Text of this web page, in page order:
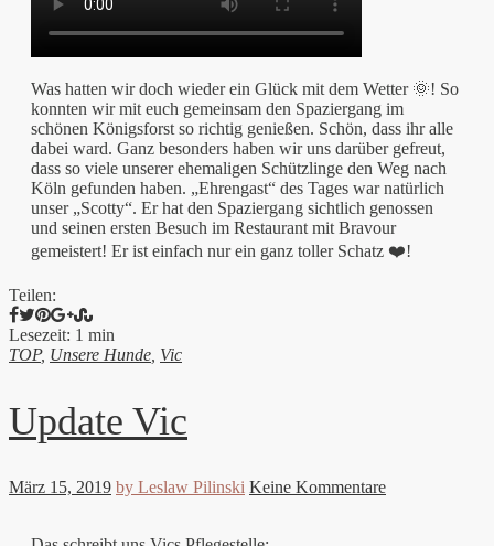
Was hatten wir doch wieder ein Glück mit dem Wetter 🌞! So
konnten wir mit euch gemeinsam den Spaziergang im
schönen Königsforst so richtig genießen. Schön, dass ihr alle
dabei ward. Ganz besonders haben wir uns darüber gefreut,
dass so viele unserer ehemaligen Schützlinge den Weg nach
Köln gefunden haben. „Ehrengast“ des Tages war natürlich
unser „Scotty“. Er hat den Spaziergang sichtlich genossen
und seinen ersten Besuch im Restaurant mit Bravour
gemeistert! Er ist einfach nur ein ganz toller Schatz ❤️!
Teilen:
Lesezeit: 1 min
TOP, Unsere Hunde Vic
Update Vic
März 15, 2019 by Leslaw Pilinski Keine Kommentare